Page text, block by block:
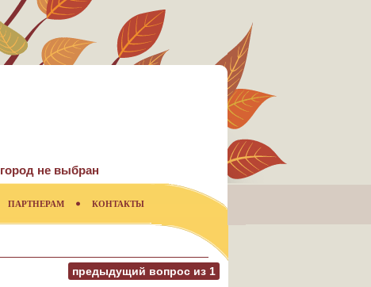
город не выбран
ПАРТНЕРАМ КОНТАКТЫ
предыдущий вопрос из 1